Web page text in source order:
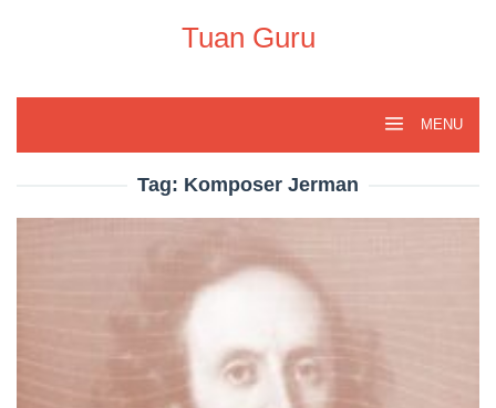
Tuan Guru
MENU
Tag: Komposer Jerman